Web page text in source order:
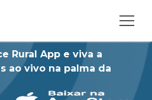
Rural App e viva a
ao vivo na palma da